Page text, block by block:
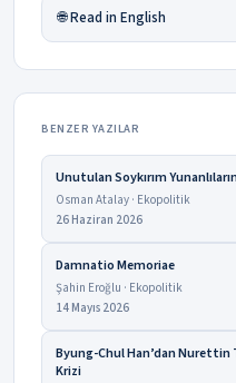
🌐 Read in English
BENZER YAZILAR
Unutulan Soykırım
Osman Atalay · Ekopolitik
26 Haziran 2026
Damnatio Memoriae
Şahin Eroğlu · Ekopolitik
14 Mayıs 2026
Byung-Chul Han’dan Nurettin
Krizi